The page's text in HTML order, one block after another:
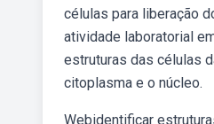
células para liberação
atividade laboratorial
estruturas das células
citoplasma e o núcleo.
Webidentificar